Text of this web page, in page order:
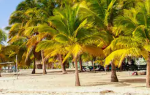
टच या फिर स्वाइप जेस्चर का इस्तेमाल करके एक्सप्लोर